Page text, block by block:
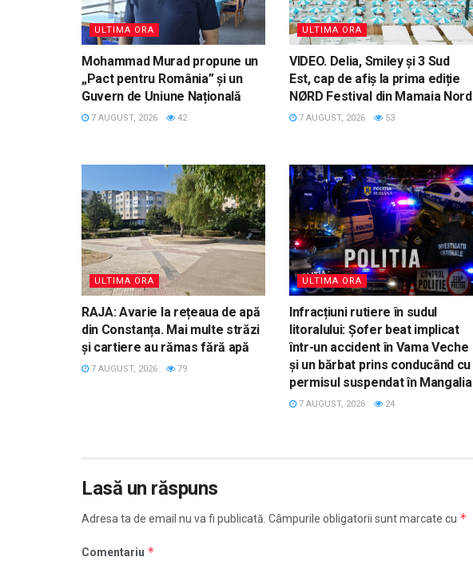
ULTIMA ORA
Mohammad Murad propune un
„Pact pentru România” și un
Guvern de Uniune Națională
7 AUGUST, 2026 42
ULTIMA ORA
VIDEO. Delia, Smiley și 3 Sud
Est, cap de afiș la prima ediție
NØRD Festival din Mamaia Nord
7 AUGUST, 2026 53
ULTIMA ORA
RAJA: Avarie la rețeaua de apă
din Constanța. Mai multe străzi
și cartiere au rămas fără apă
7 AUGUST, 2026 79
ULTIMA ORA
Infracțiuni rutiere în sudul
litoralului: Șofer beat implicat
într-un accident în Vama Veche
și un bărbat prins conducând cu
permisul suspendat în Mangalia
7 AUGUST, 2026 24
Lasă un răspuns
Adresa ta de email nu va fi publicată. Câmpurile obligatorii sunt marcate cu *
Comentariu *